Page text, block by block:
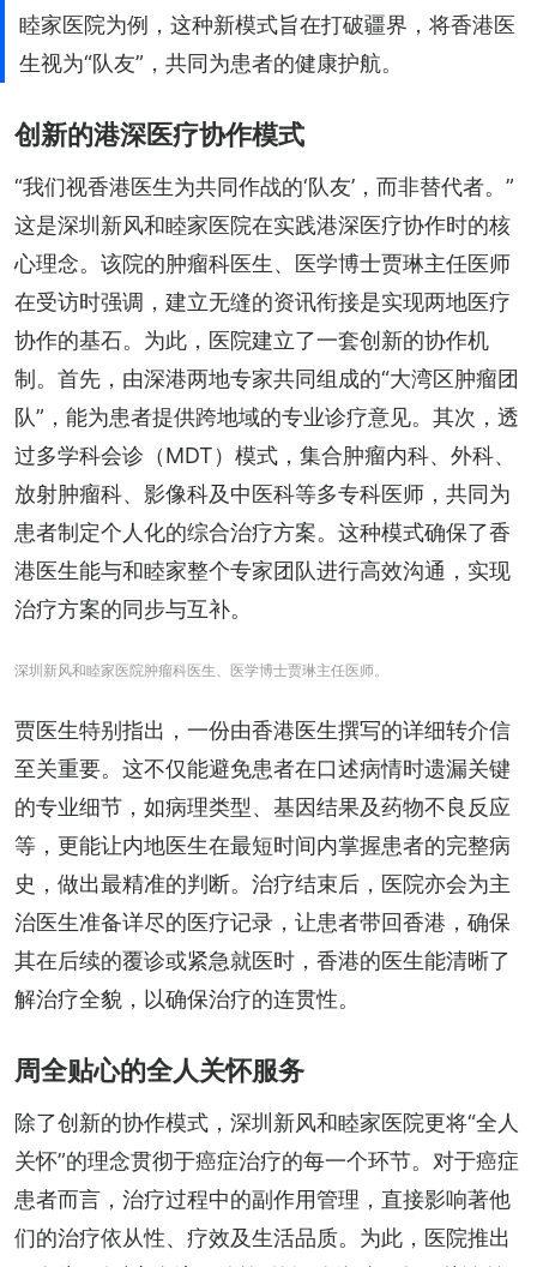
睦家医院为例，这种新模式旨在打破疆界，将香港医
生视为“队友”，共同为患者的健康护航。
创新的港深医疗协作模式
“我们视香港医生为共同作战的‘队友’，而非替代者。”
这是深圳新风和睦家医院在实践港深医疗协作时的核
心理念。该院的肿瘤科医生、医学博士贾琳主任医师
在受访时强调，建立无缝的资讯衔接是实现两地医疗
协作的基石。为此，医院建立了一套创新的协作机
制。首先，由深港两地专家共同组成的“大湾区肿瘤团
队”，能为患者提供跨地域的专业诊疗意见。其次，透
过多学科会诊（MDT）模式，集合肿瘤内科、外科、
放射肿瘤科、影像科及中医科等多专科医师，共同为
患者制定个人化的综合治疗方案。这种模式确保了香
港医生能与和睦家整个专家团队进行高效沟通，实现
治疗方案的同步与互补。
深圳新风和睦家医院肿瘤科医生、医学博士贾琳主任医师。
贾医生特别指出，一份由香港医生撰写的详细转介信
至关重要。这不仅能避免患者在口述病情时遗漏关键
的专业细节，如病理类型、基因结果及药物不良反应
等，更能让内地医生在最短时间内掌握患者的完整病
史，做出最精准的判断。治疗结束后，医院亦会为主
治医生准备详尽的医疗记录，让患者带回香港，确保
其在后续的覆诊或紧急就医时，香港的医生能清晰了
解治疗全貌，以确保治疗的连贯性。
周全贴心的全人关怀服务
除了创新的协作模式，深圳新风和睦家医院更将“全人
关怀”的理念贯彻于癌症治疗的每一个环节。对于癌症
患者而言，治疗过程中的副作用管理，直接影响著他
们的治疗依从性、疗效及生活品质。为此，医院推出